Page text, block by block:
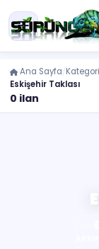
Ana Sayfa
Eskişehir Taklası
0 ilan